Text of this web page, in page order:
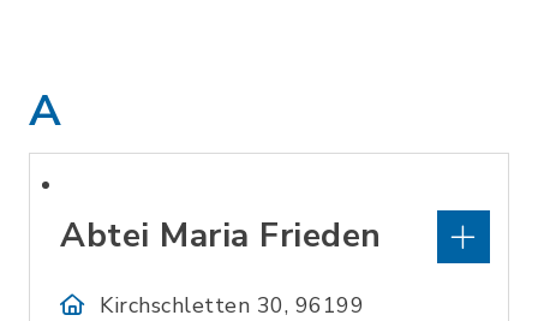
A
Abtei Maria Frieden
Kirchschletten 30, 96199